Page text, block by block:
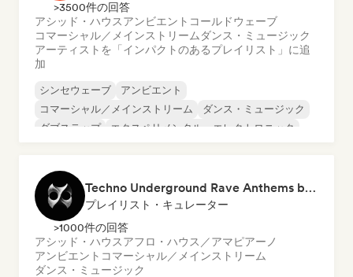
>3500件の回答
アシッド・ハウスアンビエント コールドウェーブ
コマーシャル／メインストリーム ダンス・ミュージック
アーティストを「インパクトのあるプレイリスト」に追
加
シンセウェーブ
アンビエント
コマーシャル／メインストリーム
ダンス・ミュージック
ダブステップ
エクスペリメンタル・エレクトロニック
Techno Underground Rave Anthems by Orphium
プレイリスト・キュレーター
>1000件の回答
アシッド・ハウスアフロ・ハウス／アマピアーノ
アンビエント コマーシャル／メインストリーム
ダンス・ミュージック